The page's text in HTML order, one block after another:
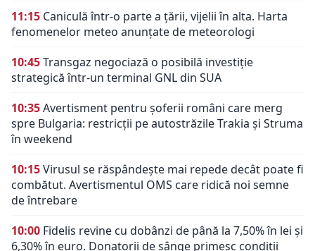
11:15 Caniculă într-o parte a țării, vijelii în alta. Harta
fenomenelor meteo anunțate de meteorologi
10:45Transgaz negociază o posibilă investiție
strategică într-un terminal GNL din SUA
10:35Avertisment pentru șoferii români care merg
spre Bulgaria: restricții pe autostrăzile Trakia și Struma
în weekend
10:15Virusul se răspândește mai repede decât poate fi
combătut. Avertismentul OMS care ridică noi semne
de întrebare
10:00 Fidelis revine cu dobânzi de până la 7,50% în lei și
6,30% în euro. Donatorii de sânge primesc condiții